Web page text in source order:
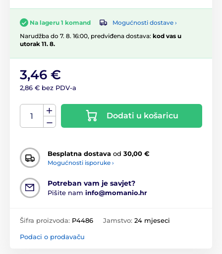
Na lageru 1 komand
Mogućnosti dostave ›
Narudžba do 7. 8. 16:00, predviđena dostava: kod vas u
utorak 11. 8.
3,46 €
2,86 € bez PDV-a
Dodati u košaricu
Besplatna dostava od 30,00 €
Mogućnosti isporuke ›
Potreban vam je savjet?
Pišite nam info@momanio.hr
Šifra proizvoda: P4486 Jamstvo: 24 mjeseci
Podaci o prodavaču